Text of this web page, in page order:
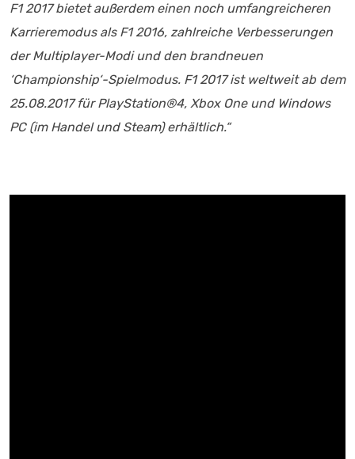
F1 2017 bietet außerdem einen noch umfangreicheren
Karrieremodus als F1 2016, zahlreiche Verbesserungen
der Multiplayer-Modi und den brandneuen
‘Championship‘-Spielmodus. F1 2017 ist weltweit ab dem
25.08.2017 für PlayStation®4, Xbox One und Windows
PC (im Handel und Steam) erhältlich.“